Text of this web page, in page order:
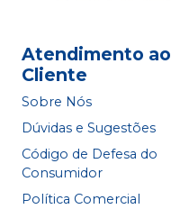
Atendimento ao
Cliente
Sobre Nós
Dúvidas e Sugestões
Código de Defesa do
Consumidor
Política Comercial